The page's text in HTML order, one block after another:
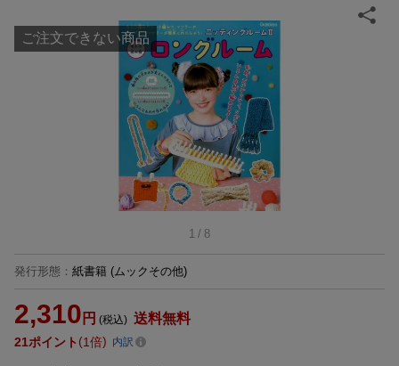
ご注文できない商品
1 / 8
発行形態 ： 紙書籍 (ムックその他)
2,310 円 (税込) 送料無料
21ポイント 1倍 内訳